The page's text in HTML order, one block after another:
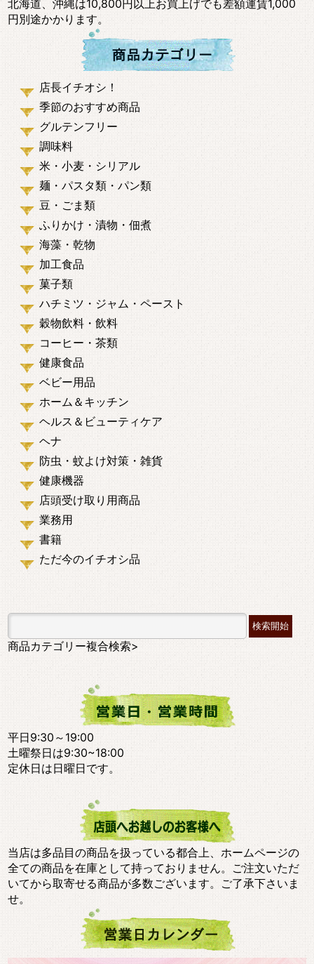
北海道、沖縄は10,800円以上お買上げでも差額運賃1,000
円別途かかります。
店長イチオシ！
季節のおすすめ商品
グルテンフリー
調味料
米・小麦・シリアル
麺・パスタ類・パン類
豆・ごま類
ふりかけ・漬物・佃煮
海藻・乾物
加工食品
菓子類
ハチミツ・ジャム・ペースト
穀物飲料・飲料
コーヒー・茶類
健康食品
ベビー用品
ホーム＆キッチン
ヘルス＆ビューティケア
ヘナ
防虫・蚊よけ対策・雑貨
健康機器
店頭受け取り用商品
業務用
書籍
ただ今のイチオシ品
商品カテゴリー複合検索>
平日9:30～19:00
土曜祭日は9:30~18:00
定休日は日曜日です。
当店は多品目の商品を扱っている都合上、ホームページの
全ての商品を在庫として持っておりません。ご注文いただ
いてから取寄せる商品が多数ございます。ご了承下さいま
せ。